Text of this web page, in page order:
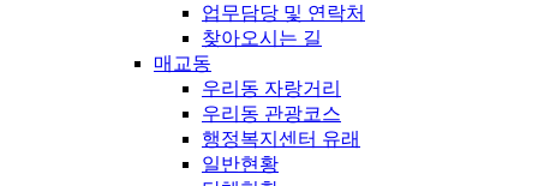
업무담당 및 연락처
찾아오시는 길
매교동
우리동 자랑거리
우리동 관광코스
행정복지센터 유래
일반현황